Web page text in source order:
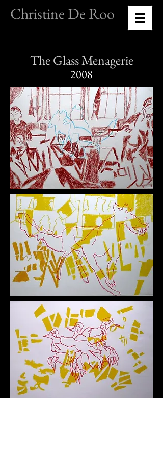
Christine De Roo
The Glass Menagerie
2008